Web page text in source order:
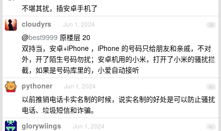
不堪其扰，插安卓手机了
39
cloudyrs Jun 1, 2024
@best9999 原楼层 20
双持当，安卓+iPhone ，iPhone 的号码只给朋友和亲戚，不对
外，开了陌生号码勿扰；安卓机用的小米，打开了小米的骚扰拦
截，如果是号码库里的，小爱自动接听
40
pythoner Jun 1, 2024
以前推销电话卡实名制的时候，说实名制的好处是可以防止骚扰
电话、垃圾短信和诈骗。
41
glorywiings Jun 1, 2024